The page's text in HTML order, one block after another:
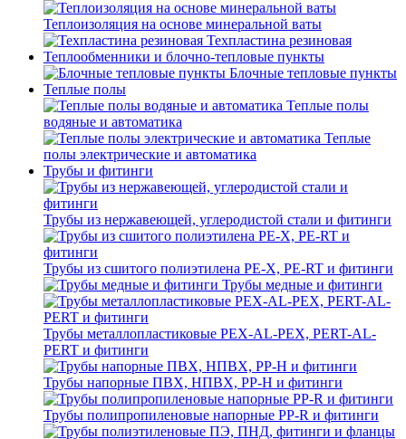
Теплоизоляция на основе минеральной ваты
Техпластина резиновая
Теплообменники и блочно-тепловые пункты
Блочные тепловые пункты
Теплые полы
Теплые полы
водяные и автоматика
Теплые
полы электрические и автоматика
Трубы и фитинги
Трубы из нержавеющей, углеродистой стали и фитинги
Трубы из сшитого полиэтилена PE-X, PE-RT и фитинги
Трубы медные и фитинги
Трубы металлопластиковые PEX-AL-PEX, PERT-AL-
PERT и фитинги
Трубы напорные ПВХ, НПВХ, PP-H и фитинги
Трубы полипропиленовые напорные PP-R и фитинги